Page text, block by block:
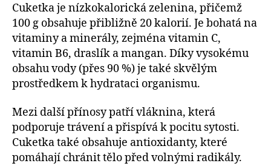
Cuketka je nízkokalorická zelenina, přičemž
100 g obsahuje přibližně 20 kalorií. Je bohatá na
vitaminy a minerály, zejména vitamin C,
vitamin B6, draslík a mangan. Díky vysokému
obsahu vody (přes 90 %) je také skvělým
prostředkem k hydrataci organismu.
Mezi další přínosy patří vláknina, která
podporuje trávení a přispívá k pocitu sytosti.
Cuketka také obsahuje antioxidanty, které
pomáhají chránit tělo před volnými radikály.